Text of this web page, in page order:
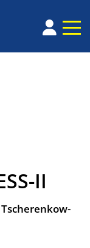
II